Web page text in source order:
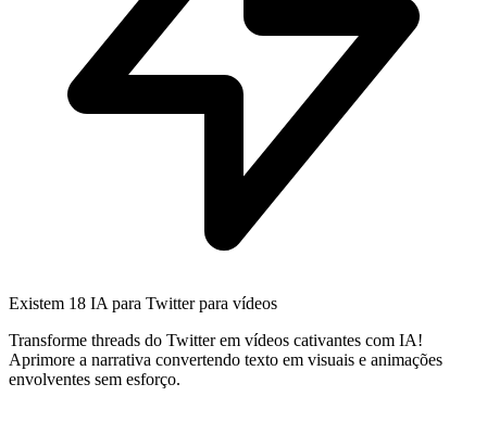
Existem 18 IA para Twitter para vídeos
Transforme threads do Twitter em vídeos cativantes com IA!
Aprimore a narrativa convertendo texto em visuais e animações
envolventes sem esforço.